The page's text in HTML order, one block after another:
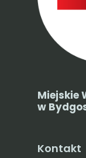
Miejskie
w
Kontakt